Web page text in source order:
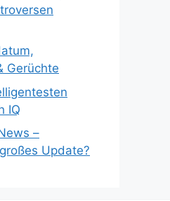
Gerüchte
IQ
–
Update?